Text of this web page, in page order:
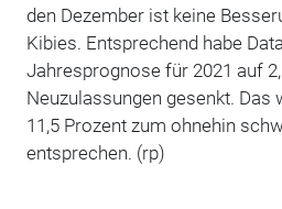
den Dezember ist keine
Kibies. Entsprechend habe
Jahresprognose für 2021 auf
Neuzulassungen gesenkt. Das
11,5 Prozent zum ohnehin
entsprechen. (rp)